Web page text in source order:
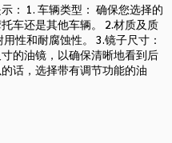
： 1. 车辆类型： 确保您选择的
车还是其他车辆。 2.材质及质
性和耐腐蚀性。 3.镜子尺寸：
的油镜，以确保清晰地看到后
话，选择带有调节功能的油